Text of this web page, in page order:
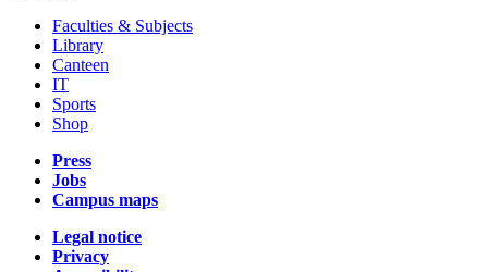
Faculties & Subjects
Library
Canteen
IT
Sports
Shop
Press
Jobs
Campus maps
Legal notice
Privacy